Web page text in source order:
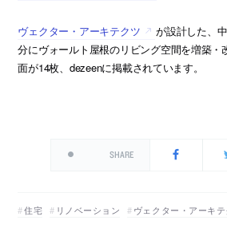
ヴェクター・アーキテクツ
が設計した、
分にヴォールト屋根のリビング空間を増築・
面が14枚、dezeenに掲載されています。
SHARE
住宅 リノベーション ヴェクター・アーキ